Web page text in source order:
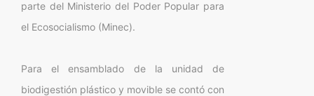
parte del Ministerio del Poder Popular para
el Ecosocialismo (Minec).
Para el ensamblado de la unidad de
biodigestión plástico y movible se contó con